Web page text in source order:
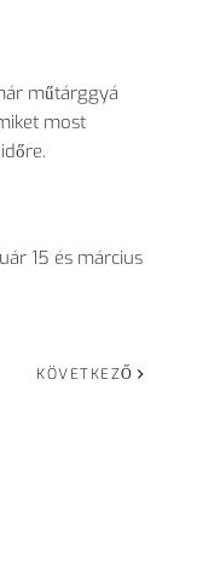
műtárggyá
most
15 és március
KÖVETKEZŐ